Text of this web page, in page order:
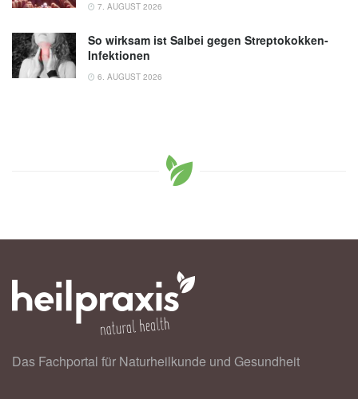
7. AUGUST 2026
So wirksam ist Salbei gegen Streptokokken-
Infektionen
6. AUGUST 2026
Das Fachportal für Naturheilkunde und Gesundheit